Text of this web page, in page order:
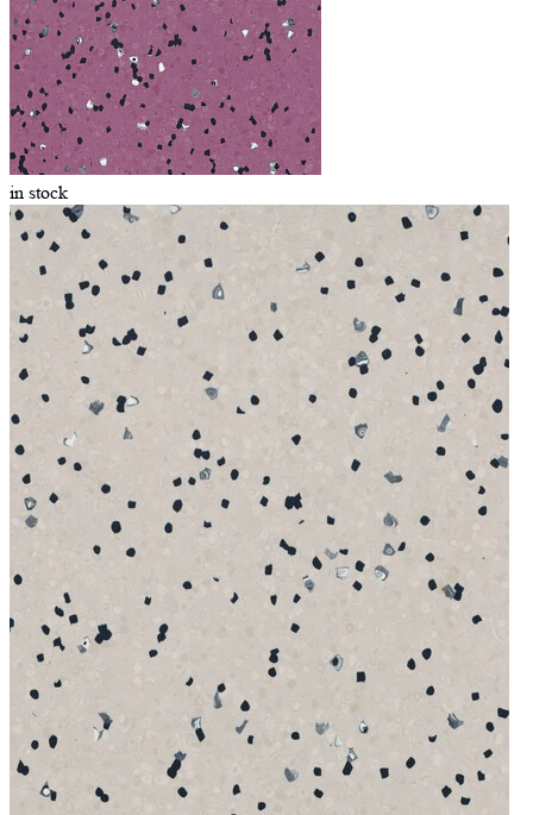
in stock